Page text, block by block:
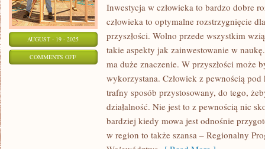
AUGUST - 19 - 2025
COMMENTS OFFON
ROZSTRZYGNIĘCIE
Inwestycja w człowieka to bardzo dobre
człowieka to optymalne rozstrzygnięcie
przyszłości. Wolno przede wszystkim
takie aspekty jak zainwestowanie w
ma duże znaczenie. W przyszłości może
wykorzystana. Człowiek z pewnością
trafny sposób przystosowany, do tego,
działalność. Nie jest to z pewnością nic
bardziej kiedy mowa jest odnośnie
w region to także szansa – Regionalny